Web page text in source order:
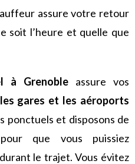
assure votre retour
soit l’heure et quelle que
à Grenoble assure vos
gares et les aéroports
ponctuels et disposons de
que vous puissiez
le trajet. Vous évitez